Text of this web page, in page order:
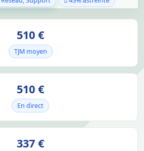
510 €
TJM moyen
510 €
En direct
337 €